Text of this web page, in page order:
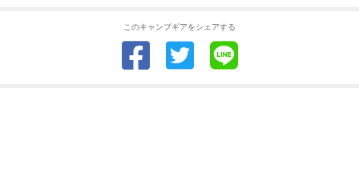
このキャンプギアをシェアする